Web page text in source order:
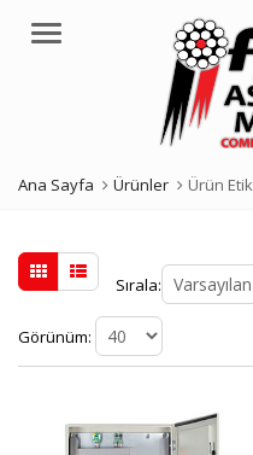
Menü
Ana Sayfa Ürünler Ürün
Sırala:
Görünüm: